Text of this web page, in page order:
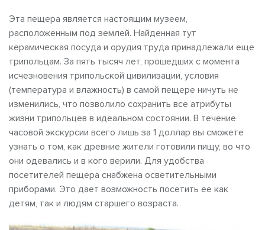
Эта пещера является настоящим музеем,
расположенным под землей. Найденная тут
керамическая посуда и орудия труда принадлежали еще
трипольцам. За пять тысяч лет, прошедших с момента
исчезновения трипольской цивилизации, условия
(температура и влажность) в самой пещере ничуть не
изменились, что позволило сохранить все атрибуты
жизни трипольцев в идеальном состоянии. В течение
часовой экскурсии всего лишь за 1 доллар вы сможете
узнать о том, как древние жители готовили пищу, во что
они одевались и в кого верили. Для удобства
посетителей пещера снабжена осветительными
приборами. Это дает возможность посетить ее как
детям, так и людям старшего возраста.